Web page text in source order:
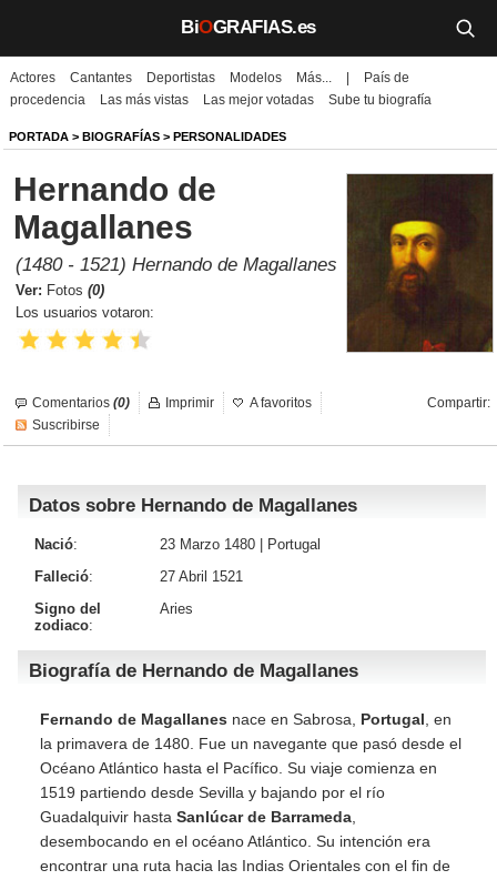
BiOGRAFIAS.es
Biografías
Películas
TV
Música
Un día como hoy
Videos
Noticias
Actores Cantantes Deportistas Modelos Más...
País de
procedencia
Las más vistas Las mejor votadas Sube tu biografía
PORTADA > BIOGRAFÍAS > PERSONALIDADES
Hernando de
Magallanes
(1480 - 1521) Hernando de Magallanes
Ver: Fotos (0)
Los usuarios votaron:
Comentarios (0) Compartir:
Imprimir
A favoritos
Suscribirse
Datos sobre Hernando de Magallanes
Nació: 23 Marzo 1480 |
Portugal
Falleció:
27 Abril 1521
Signo del
zodiaco:
Aries
Biografía de Hernando de Magallanes
Fernando de Magallanes nace en Sabrosa, Portugal , en
la primavera de 1480. Fue un navegante que pasó desde el
Océano Atlántico hasta el Pacífico. Su viaje comienza en
1519 partiendo desde Sevilla y bajando por el río
Guadalquivir hasta Sanlúcar de Barrameda
desembocando en el océano Atlántico. Su intención era
encontrar una ruta hacia las Indias Orientales con el fin de